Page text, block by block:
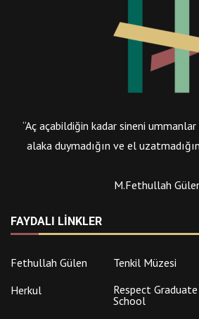
“Aç açabildiğin kadar sineni
alaka duymadığın ve el
M.Fethullah
FAYDALI LINKLER
Fethullah Gülen Tenkil Müzesi
Herkul
Respect Graduate
School